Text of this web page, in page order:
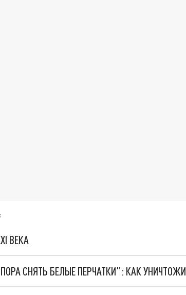
ВЕКА
СНЯТЬ БЕЛЫЕ ПЕРЧАТКИ": КАК